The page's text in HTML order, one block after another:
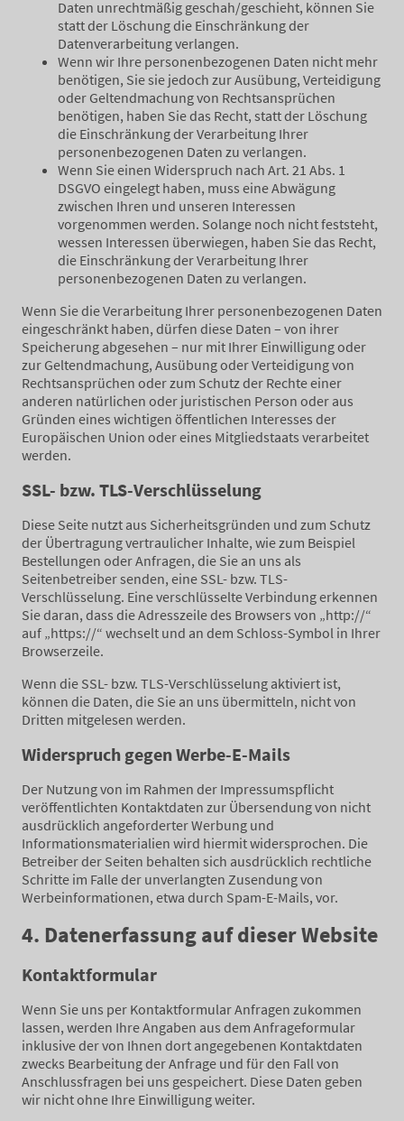
Daten unrechtmäßig geschah/geschieht, können Sie
statt der Löschung die Einschränkung der
Datenverarbeitung verlangen.
Wenn wir Ihre personenbezogenen Daten nicht mehr
benötigen, Sie sie jedoch zur Ausübung, Verteidigung
oder Geltendmachung von Rechtsansprüchen
benötigen, haben Sie das Recht, statt der Löschung
die Einschränkung der Verarbeitung Ihrer
personenbezogenen Daten zu verlangen.
Wenn Sie einen Widerspruch nach Art. 21 Abs. 1
DSGVO eingelegt haben, muss eine Abwägung
zwischen Ihren und unseren Interessen
vorgenommen werden. Solange noch nicht feststeht,
wessen Interessen überwiegen, haben Sie das Recht,
die Einschränkung der Verarbeitung Ihrer
personenbezogenen Daten zu verlangen.
Wenn Sie die Verarbeitung Ihrer personenbezogenen Daten
eingeschränkt haben, dürfen diese Daten – von ihrer
Speicherung abgesehen – nur mit Ihrer Einwilligung oder
zur Geltendmachung, Ausübung oder Verteidigung von
Rechtsansprüchen oder zum Schutz der Rechte einer
anderen natürlichen oder juristischen Person oder aus
Gründen eines wichtigen öffentlichen Interesses der
Europäischen Union oder eines Mitgliedstaats verarbeitet
werden.
SSL- bzw. TLS-Verschlüsselung
Diese Seite nutzt aus Sicherheitsgründen und zum Schutz
der Übertragung vertraulicher Inhalte, wie zum Beispiel
Bestellungen oder Anfragen, die Sie an uns als
Seitenbetreiber senden, eine SSL- bzw. TLS-
Verschlüsselung. Eine verschlüsselte Verbindung erkennen
Sie daran, dass die Adresszeile des Browsers von „http://“
auf „https://“ wechselt und an dem Schloss-Symbol in Ihrer
Browserzeile.
Wenn die SSL- bzw. TLS-Verschlüsselung aktiviert ist,
können die Daten, die Sie an uns übermitteln, nicht von
Dritten mitgelesen werden.
Widerspruch gegen Werbe-E-Mails
Der Nutzung von im Rahmen der Impressumspflicht
veröffentlichten Kontaktdaten zur Übersendung von nicht
ausdrücklich angeforderter Werbung und
Informationsmaterialien wird hiermit widersprochen. Die
Betreiber der Seiten behalten sich ausdrücklich rechtliche
Schritte im Falle der unverlangten Zusendung von
Werbeinformationen, etwa durch Spam-E-Mails, vor.
4. Datenerfassung auf dieser Website
Kontaktformular
Wenn Sie uns per Kontaktformular Anfragen zukommen
lassen, werden Ihre Angaben aus dem Anfrageformular
inklusive der von Ihnen dort angegebenen Kontaktdaten
zwecks Bearbeitung der Anfrage und für den Fall von
Anschlussfragen bei uns gespeichert. Diese Daten geben
wir nicht ohne Ihre Einwilligung weiter.